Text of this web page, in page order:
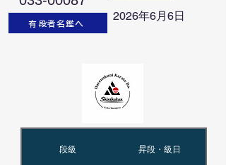
有段者名鑑へ
2026年6月6日
段級 昇段・級日